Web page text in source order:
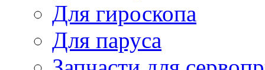
Для гироскопа
Для паруса